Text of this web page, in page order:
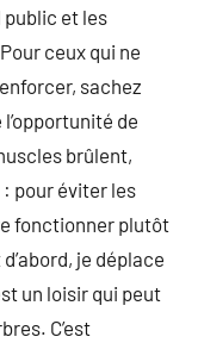
et les
ceux qui ne
sachez
de
brûlent,
: pour éviter les
fonctionner plutôt
je déplace
un loisir qui peut
C’est